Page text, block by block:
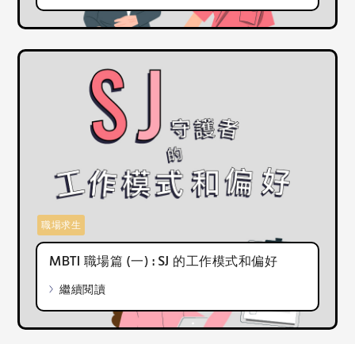
MBTI 職場篇 (一) : SJ 的工作模式和偏好
繼續閱讀
職場求生